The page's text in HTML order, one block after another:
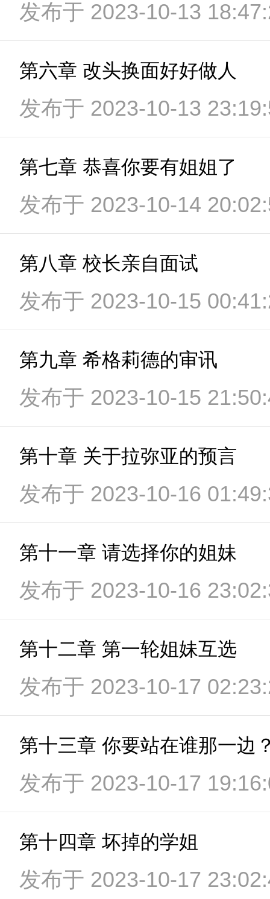
发布于 2023-10-13
第六章 改头换面好好做人
发布于 2023-10-13
第七章 恭喜你要有姐姐了
发布于 2023-10-14
第八章 校长亲自面试
发布于 2023-10-15
第九章 希格莉德的审讯
发布于 2023-10-15
第十章 关于拉弥亚的预言
发布于 2023-10-16
第十一章 请选择你的姐妹
发布于 2023-10-16
第十二章 第一轮姐妹互选
发布于 2023-10-17
第十三章 你要站在谁那一边
发布于 2023-10-17
第十四章 坏掉的学姐
发布于 2023-10-17